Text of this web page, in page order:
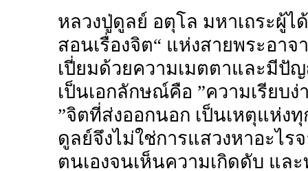
หลวงปู่ดูลย์ อตุโล มหาเถระผู้ไ
สอนเรื่องจิต“ แห่งสายพระอา
เปี่ยมด้วยความเมตตาและมี
เป็นเอกลักษณ์คือ ”ความเรียบ
”จิตที่ส่งออกนอก เป็นเหตุแห่ง
ดูลย์จึงไม่ใช่การแสวงหาอะไ
ตนเองจนเห็นความเกิดดับ แ